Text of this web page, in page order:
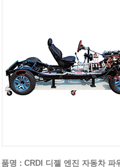
품명 : CRDI 디젤 엔진 자동차 파